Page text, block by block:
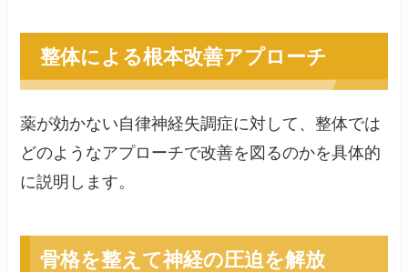
整体による根本改善アプローチ
薬が効かない自律神経失調症に対して、整体では
どのようなアプローチで改善を図るのかを具体的
に説明します。
骨格を整えて神経の圧迫を解放